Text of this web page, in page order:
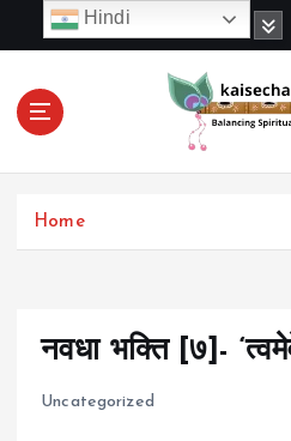
c
Home
नवधा भक्ति [७]-
Uncategorized
Hindi